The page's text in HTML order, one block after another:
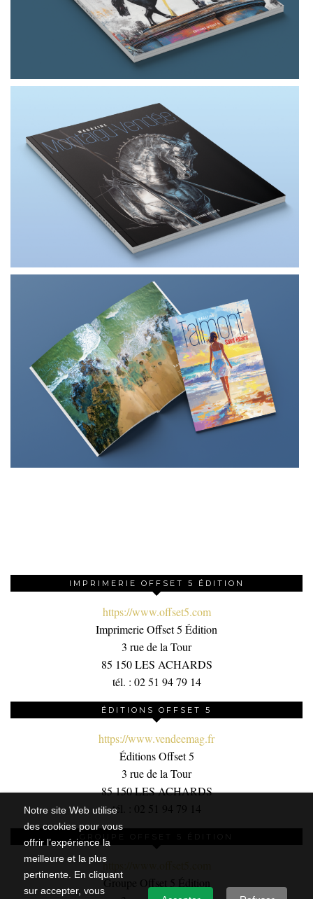
Notre site Web utilise
des cookies pour vous
offrir l’expérience la
meilleure et la plus
pertinente. En cliquant
sur accepter, vous
IMPRIMERIE OFFSET 5 ÉDITION
https://www.offset5.com
Imprimerie Offset 5 Édition
3 rue de la Tour
85 150 LES ACHARDS
tél. : 02 51 94 79 14
ÉDITIONS OFFSET 5
https://www.vendeemag.fr
Éditions Offset 5
3 rue de la Tour
85 150 LES ACHARDS
tél. : 02 51 94 79 14
GROUPE OFFSET 5 ÉDITION
https://www.offset5.com
Groupe Offset 5 Édition